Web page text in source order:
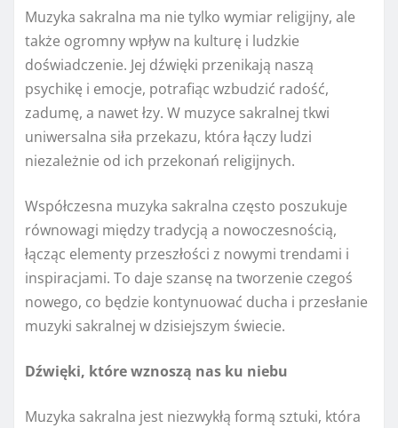
Muzyka sakralna ma nie tylko wymiar religijny, ale
także ogromny wpływ na kulturę i ludzkie
doświadczenie. Jej dźwięki przenikają naszą
psychikę i emocje, potrafiąc wzbudzić radość,
zadumę, a nawet łzy. W muzyce sakralnej tkwi
uniwersalna siła przekazu, która łączy ludzi
niezależnie od ich przekonań religijnych.
Współczesna muzyka sakralna często poszukuje
równowagi między tradycją a nowoczesnością,
łącząc elementy przeszłości z nowymi trendami i
inspiracjami. To daje szansę na tworzenie czegoś
nowego, co będzie kontynuować ducha i przesłanie
muzyki sakralnej w dzisiejszym świecie.
Dźwięki, które wznoszą nas ku niebu
Muzyka sakralna jest niezwykłą formą sztuki, która